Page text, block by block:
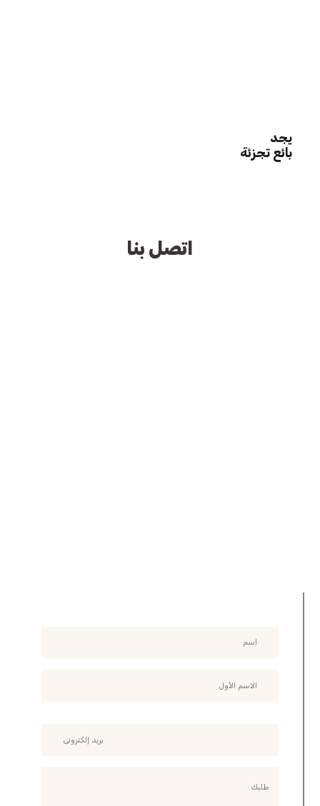
يجد
بائع تجزئة
اتصل بنا